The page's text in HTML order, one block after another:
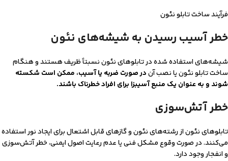
فرآیند ساخت تابلو نئون
خطر آسیب رسیدن به شیشه‌های نئون
شیشه‌های استفاده شده در تابلوهای نئون نسبتاً ظریف هستند و هنگام
ساخت تابلو نئون یا نصب آندر صورت ضربه یا آسیب، ممکن است شکسته
شوند و به عنوان یک منبع آسیبزا برای افراد خطرناک باشند.
خطر آتش‌سوزی
تابلوهای نئون از رشته‌های نئون و گازهای قابل اشتعال برای ایجاد نور استفاده
می‌کنند. در صورت وقوع مشکل فنی یا عدم رعایت اصول ایمنی، خطر آتش‌سوزی
و انفجار وجود دارد.